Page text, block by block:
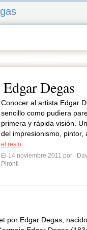
Degas
Conocer al artista Edgar
sencillo como pudiera
primera y rápida visión.
del impresionismo, pintor,
el resto
El 14 noviembre 2011 por
Pironti
por Edgar Degas,